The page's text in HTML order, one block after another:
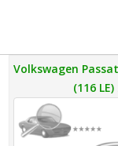
Volkswagen
(116